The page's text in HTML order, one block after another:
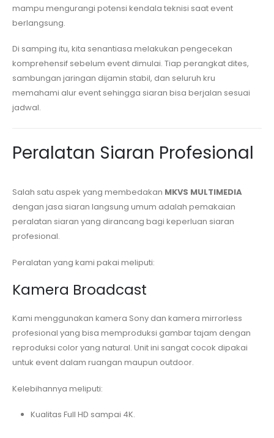
mampu mengurangi potensi kendala teknisi saat event
berlangsung.
Di samping itu, kita senantiasa melakukan pengecekan
komprehensif sebelum event dimulai. Tiap perangkat dites,
sambungan jaringan dijamin stabil, dan seluruh kru
memahami alur event sehingga siaran bisa berjalan sesuai
jadwal.
Peralatan Siaran Profesional
Salah satu aspek yang membedakan MKVS MULTIMEDIA
dengan jasa siaran langsung umum adalah pemakaian
peralatan siaran yang dirancang bagi keperluan siaran
profesional.
Peralatan yang kami pakai meliputi:
Kamera Broadcast
Kami menggunakan kamera Sony dan kamera mirrorless
profesional yang bisa memproduksi gambar tajam dengan
reproduksi color yang natural. Unit ini sangat cocok dipakai
untuk event dalam ruangan maupun outdoor.
Kelebihannya meliputi:
Kualitas Full HD sampai 4K.